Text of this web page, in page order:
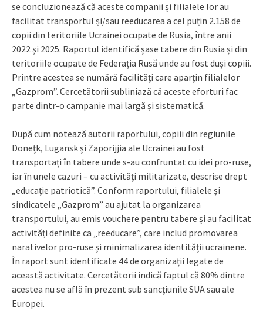
se concluzionează că aceste companii și filialele lor au
facilitat transportul și/sau reeducarea a cel puțin 2.158 de
copii din teritoriile Ucrainei ocupate de Rusia, între anii
2022 și 2025. Raportul identifică șase tabere din Rusia și din
teritoriile ocupate de Federația Rusă unde au fost duși copiii.
Printre acestea se numără facilități care aparțin filialelor
„Gazprom”. Cercetătorii subliniază că aceste eforturi fac
parte dintr-o campanie mai largă și sistematică.
După cum notează autorii raportului, copiii din regiunile
Donețk, Lugansk și Zaporijjia ale Ucrainei au fost
transportați în tabere unde s-au confruntat cu idei pro-ruse,
iar în unele cazuri – cu activități militarizate, descrise drept
„educație patriotică”. Conform raportului, filialele și
sindicatele „Gazprom” au ajutat la organizarea
transportului, au emis vouchere pentru tabere și au facilitat
activități definite ca „reeducare”, care includ promovarea
narativelor pro-ruse și minimalizarea identității ucrainene.
În raport sunt identificate 44 de organizații legate de
această activitate. Cercetătorii indică faptul că 80% dintre
acestea nu se află în prezent sub sancțiunile SUA sau ale
Europei.